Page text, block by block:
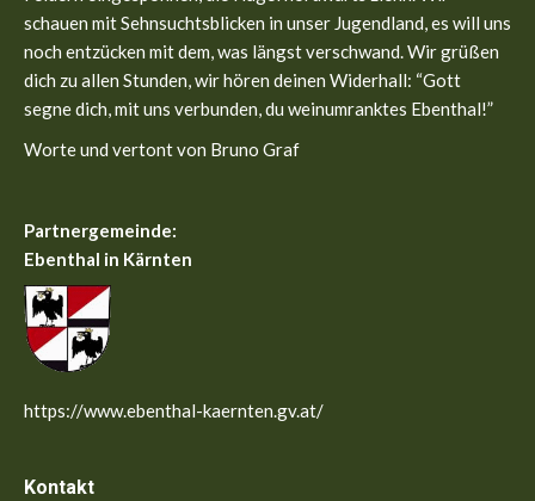
windowwindow
schauen mit Sehnsuchtsblicken in unser Jugendland, es will uns
noch entzücken mit dem, was längst verschwand. Wir grüßen
dich zu allen Stunden, wir hören deinen Widerhall: “Gott
segne dich, mit uns verbunden, du weinumranktes Ebenthal!”
Worte und vertont von Bruno Graf
Partnergemeinde:
Ebenthal in Kärnten
https://www.ebenthal-kaernten.gv.at/
Kontakt